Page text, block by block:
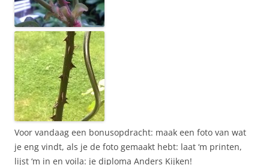
Voor vandaag een bonusopdracht: maak een foto van wat
je eng vindt, als je de foto gemaakt hebt: laat ‘m printen,
lijst ‘m in en voila: je diploma Anders Kijken!